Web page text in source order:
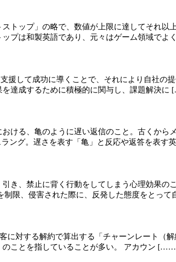
トップ」の略で、数値が上限に達してそれ
プは和製英語であり、元々はゲーム領域で
支援して成功に導くことで、それにより自社
を達成するために積極的に関与し、課題解決
ける、亀のように遅い返信のこと。古くから
ング。遅さを表す「亀」と反応や返答を表
き、禁止に背く行動をしてしまう心理効果
制限、侵害された際に、反発した態度をとっ
に対する解約で算出する「チャーンレート
のことを指していることが多い。 アカウン